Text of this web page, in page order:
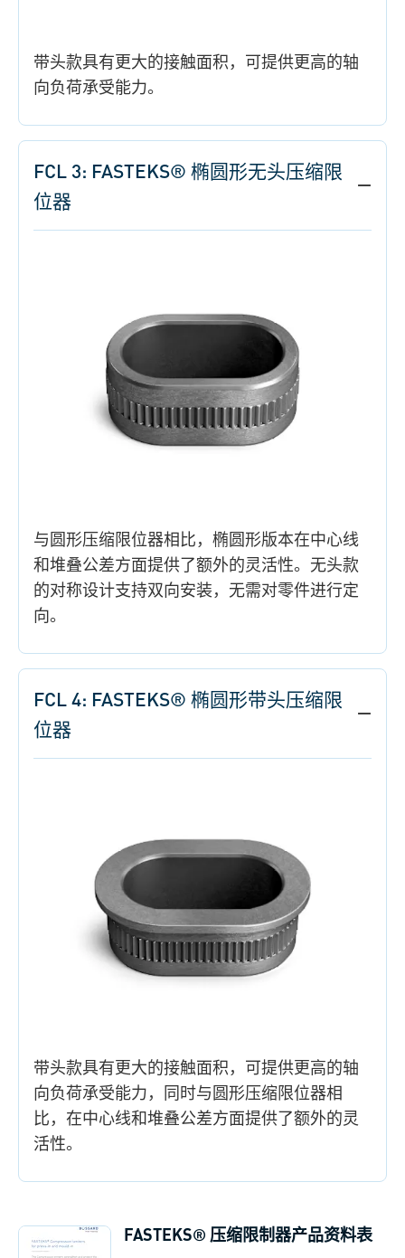
带头款具有更大的接触面积，可提供更高的轴
向负荷承受能力。
FCL 3: FASTEKS® 椭圆形无头压缩限
位器
与圆形压缩限位器相比，椭圆形版本在中心线
和堆叠公差方面提供了额外的灵活性。无头款
的对称设计支持双向安装，无需对零件进行定
向。
FCL 4: FASTEKS® 椭圆形带头压缩限
位器
带头款具有更大的接触面积，可提供更高的轴
向负荷承受能力，同时与圆形压缩限位器相
比，在中心线和堆叠公差方面提供了额外的灵
活性。
FASTEKS® 压缩限制器产品资料表